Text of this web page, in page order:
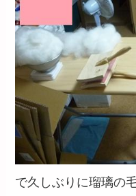
で久しぶりに瑠璃の